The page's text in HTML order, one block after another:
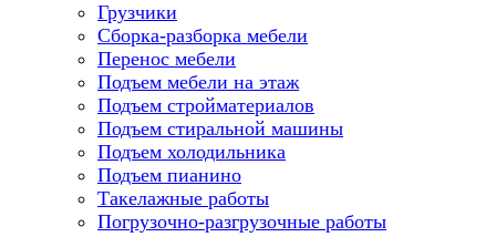
Грузчики
Сборка-разборка мебели
Перенос мебели
Подъем мебели на этаж
Подъем стройматериалов
Подъем стиральной машины
Подъем холодильника
Подъем пианино
Такелажные работы
Погрузочно-разгрузочные работы